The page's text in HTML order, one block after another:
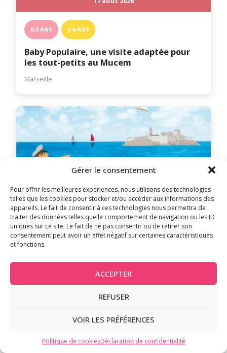
Gérer le consentement
Pour offrir les meilleures expériences, nous utilisons des technologies
telles que les cookies pour stocker et/ou accéder aux informations des
appareils. Le fait de consentir à ces technologies nous permettra de
traiter des données telles que le comportement de navigation ou les ID
uniques sur ce site. Le fait de ne pas consentir ou de retirer son
consentement peut avoir un effet négatif sur certaines caractéristiques
et fonctions.
ACCEPTER
REFUSER
VOIR LES PRÉFÉRENCES
Politique de cookiesDéclaration de confidentialité
0-3 ANS 3-6 ANS
Baby Populaire, une visite adaptée pour
les tout-petits au Mucem
Marseille
19 août 2026
3-6 ANS 6-12 ANS ADOS
If en famille : des visites commentées